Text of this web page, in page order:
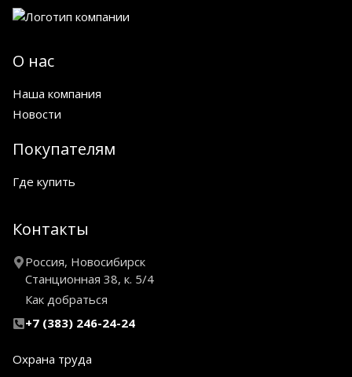
О нас
Наша компания
Новости
Покупателям
Где купить
Контакты
Россия, Новосибирск
Станционная 38, к. 5/4
Как добраться
+7 (383) 246-24-24
Охрана труда